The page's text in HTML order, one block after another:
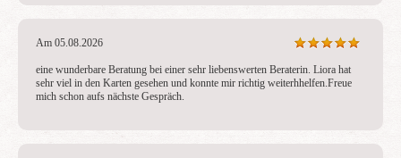
Am 05.08.2026
eine wunderbare Beratung bei einer sehr liebenswerten Beraterin. Liora hat
sehr viel in den Karten gesehen und konnte mir richtig weiterhhelfen.Freue
mich schon aufs nächste Gespräch.